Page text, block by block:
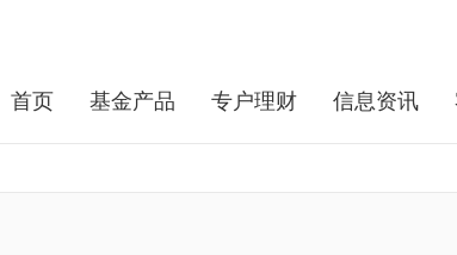
首页 基金产品 专户理财 信息资讯